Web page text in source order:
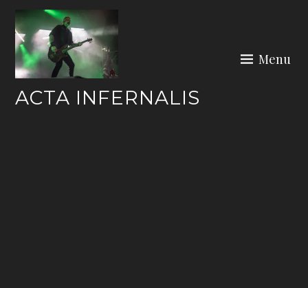
content
ACTA INFERNALIS
Menu